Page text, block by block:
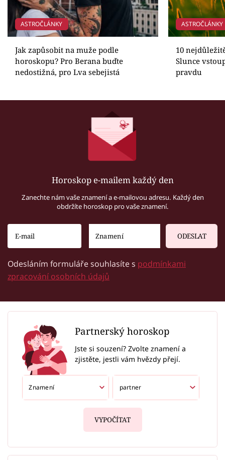
ASTROČLÁNKY
Jak zapůsobit na muže podle
horoskopu? Pro Berana buďte
nedostižná, pro Lva sebejistá
ASTROČLÁNKY
10
Slunce
pravdu
Horoskop e-mailem každý den
Zanechte nám vaše znamení a e-mailovou adresu. Každý den
obdržíte horoskop pro vaše znamení.
ODESLAT
Odesláním formuláře souhlasíte s podmínkami
zpracování osobních údajů
Partnerský horoskop
Jste si souzení? Zvolte znamení a
zjistěte, jestli vám hvězdy přejí.
VYPOČÍTAT